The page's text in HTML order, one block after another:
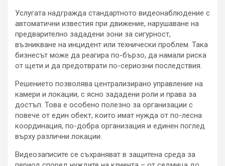
Услугата надгражда стандартното видеонаблюдение с
автоматични известия при движение, нарушаване на
предварително зададени зони за сигурност,
възникване на инцидент или технически проблем. Така
бизнесът може да реагира по-бързо, да намали риска
от щети и да предотврати по-сериозни последствия.
Решението позволява централизирано управление на
камери и локации, с ясно зададени роли и права за
достъп. Това е особено полезно за организации с
повече от един обект, които имат нужда от по-лесна
координация, по-добра организация и единен поглед
върху различни локации.
Видеозаписите се съхраняват в защитена среда за